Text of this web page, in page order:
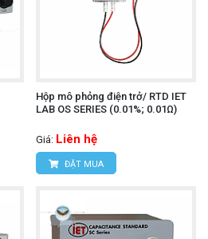
Hộp mô phỏng điện trở/ RTD IET
LAB OS SERIES (0.01%; 0.01Ω)
Giá: Liên hệ
ĐẶT MUA